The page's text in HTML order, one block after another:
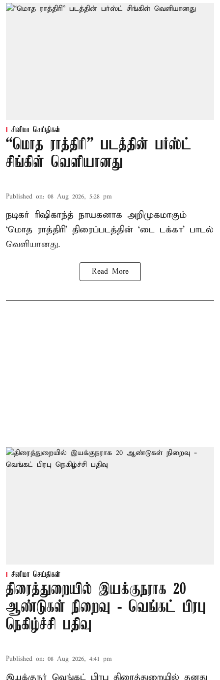
சினிமா செய்திகள்
“மொத ராத்திரி” படத்தின் பர்ஸ்ட்
சிங்கிள் வெளியானது
Published on: 08 Aug 2026, 5:28 pm
நடிகர் ரிஷிகாந்த் நாயகனாக அறிமுகமாகும்
‘மொத ராத்திரி’ திரைப்படத்தின் ‘டை டக்கா’ பாடல்
வெளியானது.
Read More
சினிமா செய்திகள்
திரைத்துறையில் இயக்குநராக 20
ஆண்டுகள் நிறைவு - வெங்கட் பிரபு
நெகிழ்ச்சி பதிவு
Published on: 08 Aug 2026, 4:41 pm
இயக்குநர் வெங்கட் பிரபு திரைத்துறையில் தனது